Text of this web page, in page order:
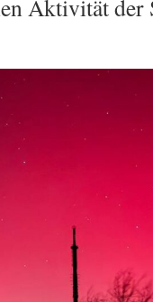
Aktivität